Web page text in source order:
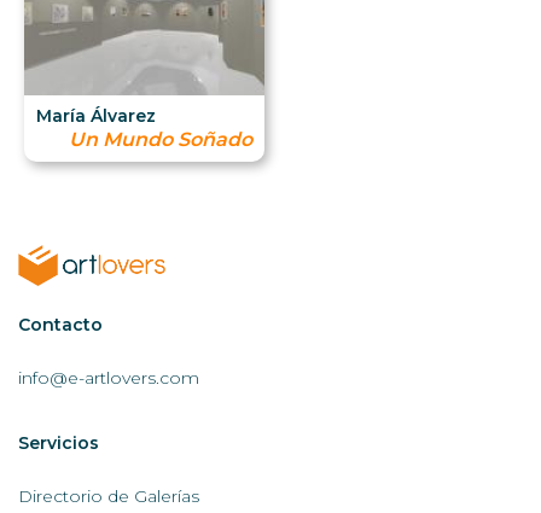
María Álvarez
Un Mundo Soñado
Contactar
AL
Contacto
info@e-artlovers.com
Servicios
AL
Servicios
Directorio de Galerías